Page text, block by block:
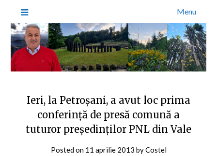
Menu
Ieri, la Petroşani, a avut loc prima
conferinţă de presă comună a
tuturor preşedinţilor PNL din Vale
Posted on 11 aprilie 2013 byCostel